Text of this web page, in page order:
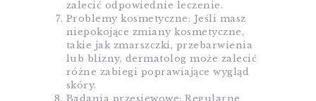
zalecić odpowiednie leczenie.
Problemy kosmetyczne: Jeśli masz
niepokojące zmiany kosmetyczne,
takie jak zmarszczki, przebarwienia
lub blizny, dermatolog może zalecić
różne zabiegi poprawiające wygląd
skóry.